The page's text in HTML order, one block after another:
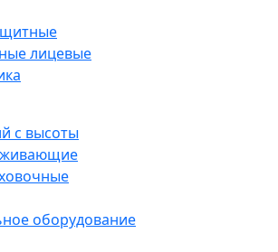
лицевые
с высоты
оборудование